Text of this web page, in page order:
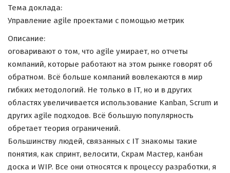
Тема доклада:
Управление agile проектами с помощью метрик
Описание:
оговаривают о том, что agile умирает, но отчеты
компаний, которые работают на этом рынке говорят об
обратном. Всё больше компаний вовлекаются в мир
гибких методологий. Не только в IT, но и в других
областях увеличивается использование Kanban, Scrum и
других agile подходов. Всё большую популярность
обретает теория ограничений.
Большинству людей, связанных с IT знакомы такие
понятия, как спринт, велосити, Скрам Мастер, канбан
доска и WIP. Все они относятся к процессу разработки, я